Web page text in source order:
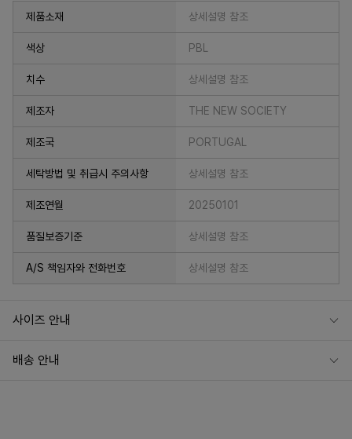
제품소재 상세설명 참조
색상 PBL
치수 상세설명 참조
제조자 THE NEW SOCIETY
제조국 PORTUGAL
세탁방법 및 취급시 주의사항 상세설명 참조
제조연월 20250101
품질보증기준 상세설명 참조
A/S 책임자와 전화번호 상세설명 참조
사이즈 안내
배송 안내